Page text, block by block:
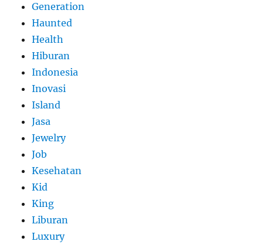
Generation
Haunted
Health
Hiburan
Indonesia
Inovasi
Island
Jasa
Jewelry
Job
Kesehatan
Kid
King
Liburan
Luxury